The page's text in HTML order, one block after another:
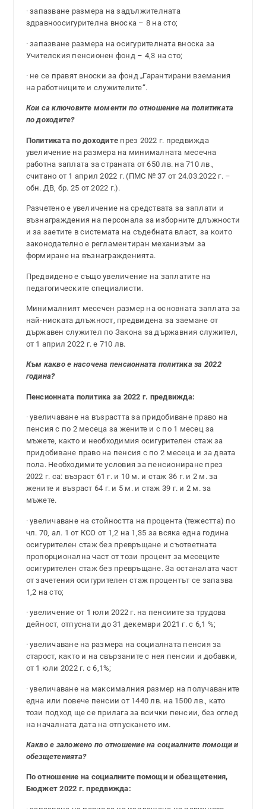
· запазване размера на задължителната
здравноосигурителна вноска – 8 на сто;
· запазване размера на осигурителната вноска за
Учителския пенсионен фонд – 4,3 на сто;
· не се правят вноски за фонд „Гарантирани вземания
на работниците и служителите“.
Кои са ключовите моменти по отношение на политиката
по доходите?
Политиката по доходите през 2022 г. предвижда
увеличение на размера на минималната месечна
работна заплата за страната от 650 лв. на 710 лв.,
считано от 1 април 2022 г. (ПМС № 37 от 24.03.2022 г. –
обн. ДВ, бр. 25 от 2022 г.).
Разчетено е увеличение на средствата за заплати и
възнаграждения на персонала за изборните длъжности
и за заетите в системата на съдебната власт, за които
законодателно е регламентиран механизъм за
формиране на възнагражденията.
Предвидено е също увеличение на заплатите на
педагогическите специалисти.
Минималният месечен размер на основната заплата за
най-ниската длъжност, предвидена за заемане от
държавен служител по Закона за държавния служител,
от 1 април 2022 г. е 710 лв.
Към какво е насочена пенсионната политика за 2022
година?
Пенсионната политика за 2022 г. предвижда:
· увеличаване на възрастта за придобиване право на
пенсия с по 2 месеца за жените и с по 1 месец за
мъжете, както и необходимия осигурителен стаж за
придобиване право на пенсия с по 2 месеца и за двата
пола. Необходимите условия за пенсиониране през
2022 г. са: възраст 61 г. и 10 м. и стаж 36 г. и 2 м. за
жените и възраст 64 г. и 5 м. и стаж 39 г. и 2 м. за
мъжете.
· увеличаване на стойността на процента (тежестта) по
чл. 70, ал. 1 от КСО от 1,2 на 1,35 за всяка една година
осигурителен стаж без превръщане и съответната
пропорционална част от този процент за месеците
осигурителен стаж без превръщане. За останалата част
от зачетения осигурителен стаж процентът се запазва
1,2 на сто;
· увеличение от 1 юли 2022 г. на пенсиите за трудова
дейност, отпуснати до 31 декември 2021 г. с 6,1 %;
· увеличаване на размера на социалната пенсия за
старост, както и на свързаните с нея пенсии и добавки,
от 1 юли 2022 г. с 6,1%;
· увеличаване на максималния размер на получаваните
една или повече пенсии от 1440 лв. на 1500 лв., като
този подход ще се прилага за всички пенсии, без оглед
на началната дата на отпускането им.
Какво е заложено по отношение на социалните помощи и
обезщетенията?
По отношение на социалните помощи и обезщетения,
Бюджет 2022 г. предвижда: